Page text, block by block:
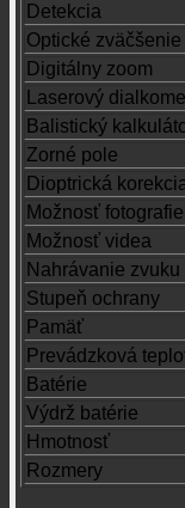
Detekcia
Optické zväčšenie
Digitálny zoom
Laserový
Balistický
Zorné pole
Dioptrická
Možnosť fotografie
Možnosť videa
Nahrávanie zvuku
Stupeň ochrany
Pamäť
Prevádzková
Batérie
Výdrž batérie
Hmotnosť
Rozmery